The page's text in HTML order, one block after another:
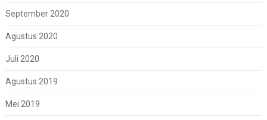
September 2020
Agustus 2020
Juli 2020
Agustus 2019
Mei 2019